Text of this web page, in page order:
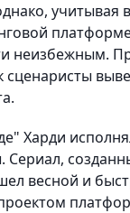
учитывая
неизбежным.
сценаристы
Харди
Сериал,
весной и